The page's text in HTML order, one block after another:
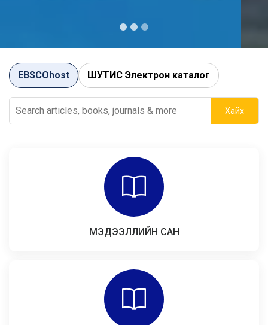
EBSCOhost ШУТИС Электрон каталог
Хайх
МЭДЭЭЛЛИЙН САН